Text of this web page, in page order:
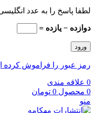
لطفا پاسخ را به عدد
دوازده − یازده =
ورود
رمز عبور را فراموش کرده
0 علاقه مندی
0 محصول 0 تومان
منو